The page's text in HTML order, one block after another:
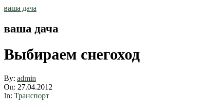
Skip
ваша дача
ваша дача
Выбираем снегоход
By: admin
On: 27.04.2012
In: Транспорт